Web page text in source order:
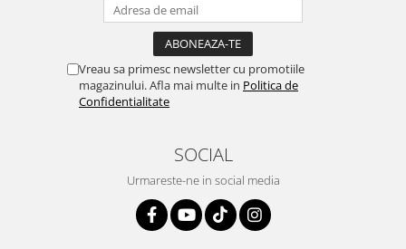
Vreau sa primesc newsletter cu promotiile
magazinului. Afla mai multe in Politica de
Confidentialitate
SOCIAL
Urmareste-ne in social media